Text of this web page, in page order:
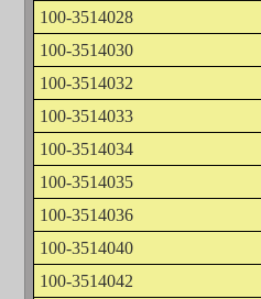
100-3514028
100-3514030
100-3514032
100-3514033
100-3514034
100-3514035
100-3514036
100-3514040
100-3514042